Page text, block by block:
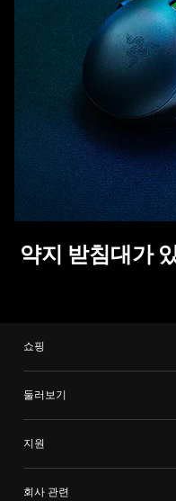
약지 받침대가
쇼핑
둘러보기
지원
회사 관련